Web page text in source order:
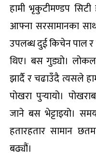
हामी भृकुटीमण्डप
आफ्ना सरसामानका
उपलब्ध दुई किचेन पाल र
थिए। बस गुड्यो।
झार्दै र चढाउँदै त्यसले
पोखरा पुर्‍यायो।
जाने बस भेट्टाइयो।
हतारहतार सामान
बढ्यौं।